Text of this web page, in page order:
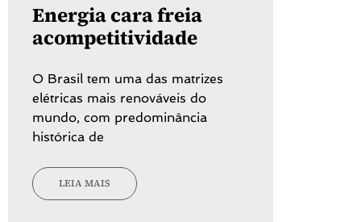
Energia cara freia
acompetitividade
O Brasil tem uma das matrizes
elétricas mais renováveis do
mundo, com predominância
histórica de
LEIA MAIS